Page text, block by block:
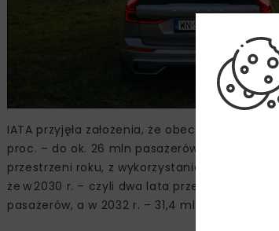
IATA przyjęła założenia, że obecna
proc. – do ok. 26 mln pasażerów rocznie.
przestrzeni roku, z wykorzystania coraz
że w 2030 r. – czyli dwa lata przed
pasażerów, a w 2032 r. – 31,4 mln pasażerów